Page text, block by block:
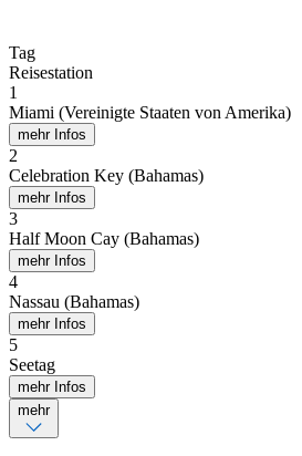
Tag
Reisestation
1
Miami (Vereinigte Staaten von Amerika)
mehr Infos
2
Celebration Key (Bahamas)
mehr Infos
3
Half Moon Cay (Bahamas)
mehr Infos
4
Nassau (Bahamas)
mehr Infos
5
Seetag
mehr Infos
mehr